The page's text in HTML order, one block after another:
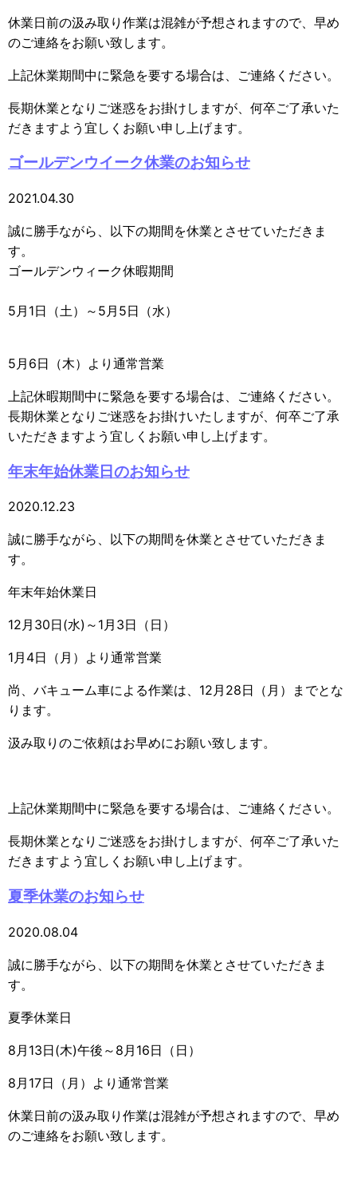
休業日前の汲み取り作業は混雑が予想されますので、早め
のご連絡をお願い致します。
上記休業期間中に緊急を要する場合は、ご連絡ください。
長期休業となりご迷惑をお掛けしますが、何卒ご了承いた
だきますよう宜しくお願い申し上げます。
ゴールデンウイーク休業のお知らせ
2021.04.30
誠に勝手ながら、以下の期間を休業とさせていただきま
す。
ゴールデンウィーク休暇期間
5月1日（土）～5月5日（水）
5月6日（木）より通常営業
上記休暇期間中に緊急を要する場合は、ご連絡ください。
長期休業となりご迷惑をお掛けいたしますが、何卒ご了承
いただきますよう宜しくお願い申し上げます。
年末年始休業日のお知らせ
2020.12.23
誠に勝手ながら、以下の期間を休業とさせていただきま
す。
年末年始休業日
12月30日(水)～1月3日（日）
1月4日（月）より通常営業
尚、バキューム車による作業は、12月28日（月）までとな
ります。
汲み取りのご依頼はお早めにお願い致します。
上記休業期間中に緊急を要する場合は、ご連絡ください。
長期休業となりご迷惑をお掛けしますが、何卒ご了承いた
だきますよう宜しくお願い申し上げます。
夏季休業のお知らせ
2020.08.04
誠に勝手ながら、以下の期間を休業とさせていただきま
す。
夏季休業日
8月13日(木)午後～8月16日（日）
8月17日（月）より通常営業
休業日前の汲み取り作業は混雑が予想されますので、早め
のご連絡をお願い致します。